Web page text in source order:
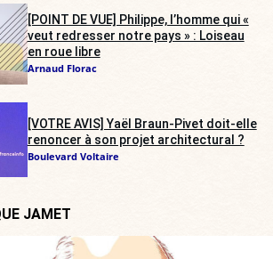
[POINT DE VUE] Philippe, l’homme qui «
veut redresser notre pays » : Loiseau
en roue libre
Arnaud Florac
[VOTRE AVIS] Yaël Braun-Pivet doit-elle
renoncer à son projet architectural ?
Boulevard Voltaire
JAMET